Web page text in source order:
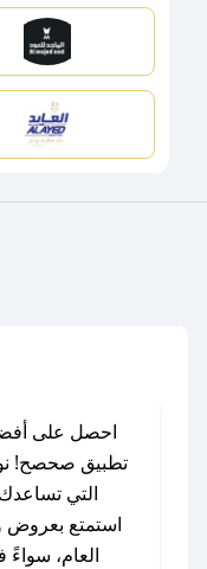
احصل على
تطبيق صحصح!
التي
استمتع
العام،